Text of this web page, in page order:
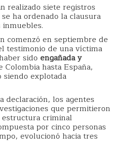
realizado siete registros
ha ordenado la clausura
comenzó en septiembre de
testimonio de una víctima
sido engañada y
Colombia hasta España,
explotada
declaración, los agentes
que permitieron
criminal
por cinco personas
evolucionó hacia tres